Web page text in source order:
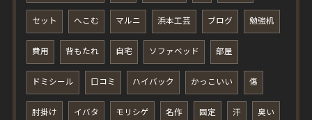
セット へこむ マルニ 浜本工芸 ブログ 勉強机
費用 背もたれ 自宅 ソファベッド 部屋
ドミシール 口コミ ハイバック かっこいい 傷
肘掛け イバタ モリシゲ 名作 固定 汗 臭い